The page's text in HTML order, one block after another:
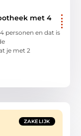
met 4
personen en dat is
je met 2
ZAKELIJK